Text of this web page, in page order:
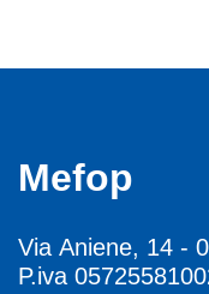
Mefop
Via Aniene, 14 -
P.iva